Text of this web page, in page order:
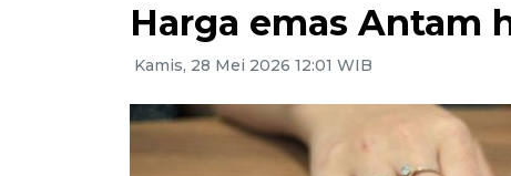
Harga emas Antam
Kamis, 28 Mei 2026 12:01 WIB